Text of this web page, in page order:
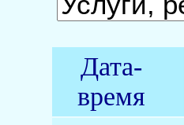
Дата-
время